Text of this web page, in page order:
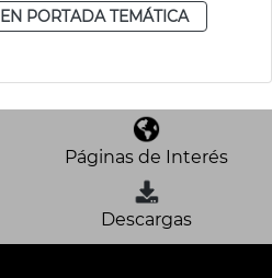
EN PORTADA TEMÁTICA
Páginas de Interés
Descargas